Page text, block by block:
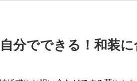
自分でできる！和装